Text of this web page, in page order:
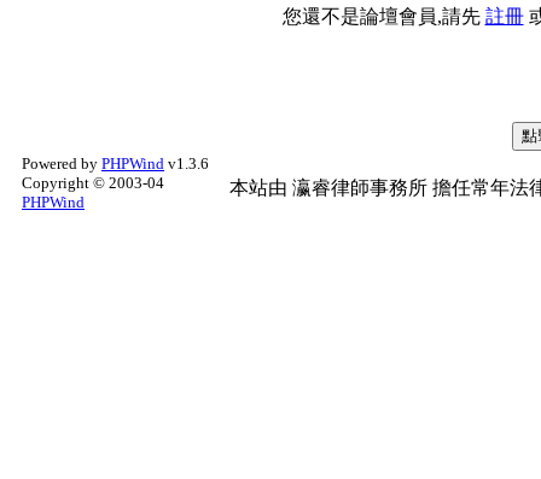
您還不是論壇會員,請先 註冊
Powered by PHPWind v1.3.6
Copyright © 2003-04
PHPWind
本站由 瀛睿律師事務所 擔任常年法